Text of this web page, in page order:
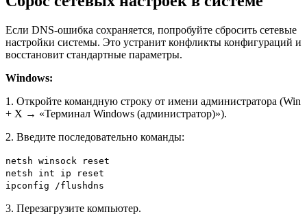
Если DNS-ошибка сохраняется, попробуйте сбросить сетевые
настройки системы. Это устранит конфликты конфигураций и
восстановит стандартные параметры.
Windows:
1. Откройте командную строку от имени администратора (Win
+ X → «Терминал Windows (администратор)»).
2. Введите последовательно команды:
netsh winsock reset
netsh int ip reset
ipconfig /flushdns
3. Перезагрузите компьютер.